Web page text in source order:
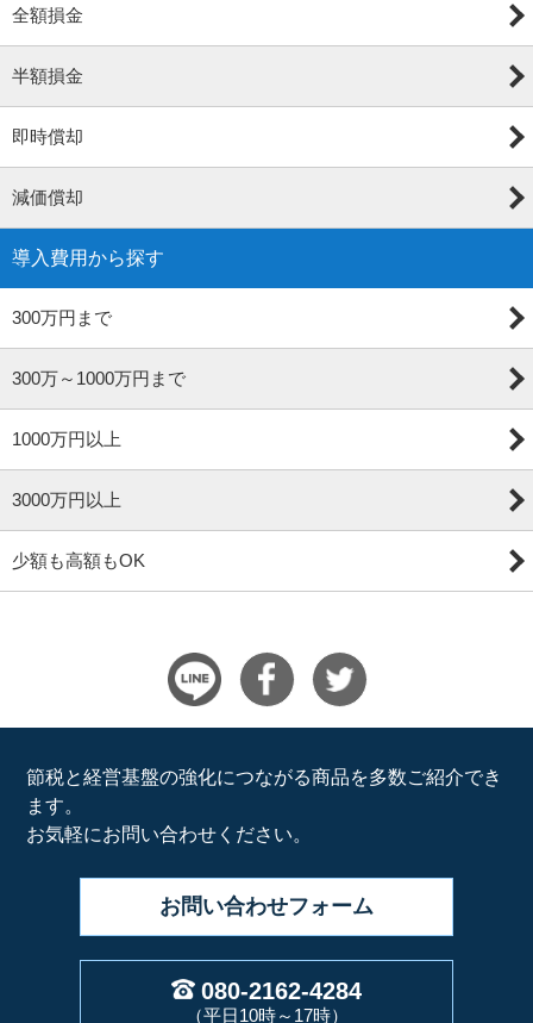
全額損金
半額損金
即時償却
減価償却
導入費用から探す
300万円まで
300万～1000万円まで
1000万円以上
3000万円以上
少額も高額もOK
節税と経営基盤の強化につながる商品を多数ご紹介でき
ます。
お気軽にお問い合わせください。
お問い合わせフォーム
080-2162-4284
（平日10時～17時）